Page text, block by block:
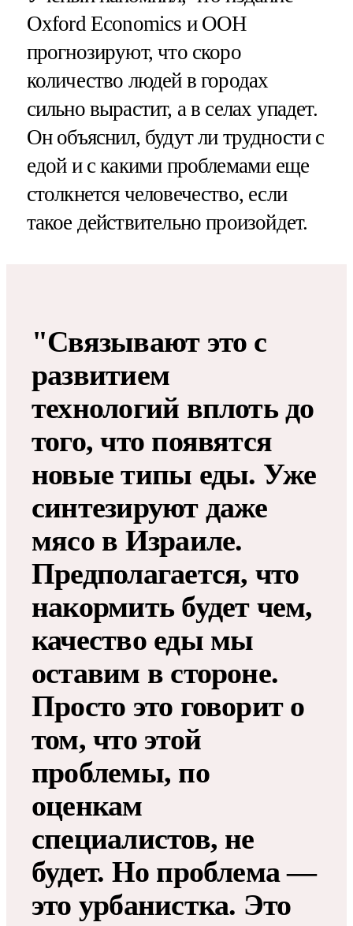
Oxford Economics и ООН
прогнозируют, что скоро
количество людей в городах
сильно вырастит, а в селах упадет.
Он объяснил, будут ли трудности с
едой и с какими проблемами еще
столкнется человечество, если
такое действительно произойдет.
"Связывают это с
развитием
технологий вплоть до
того, что появятся
новые типы еды. Уже
синтезируют даже
мясо в Израиле.
Предполагается, что
накормить будет чем,
качество еды мы
оставим в стороне.
Просто это говорит о
том, что этой
проблемы, по
оценкам
специалистов, не
будет. Но проблема —
это урбанистка. Это